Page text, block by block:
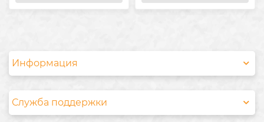
Информация
Служба поддержки